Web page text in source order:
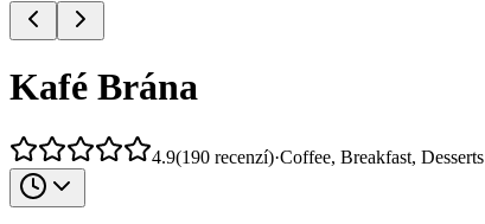
Kafé Brána
4.9(190 recenzí)·Coffee, Breakfast, Desserts